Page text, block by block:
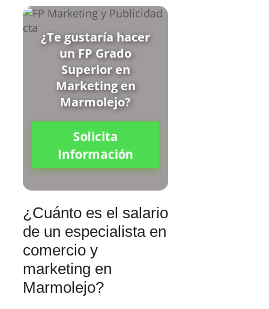
¿Te gustaría hacer
un FP Grado
Superior en
Marketing en
Marmolejo?
Solicita
Información
¿Cuánto es el salario
de un especialista en
comercio y
marketing en
Marmolejo?